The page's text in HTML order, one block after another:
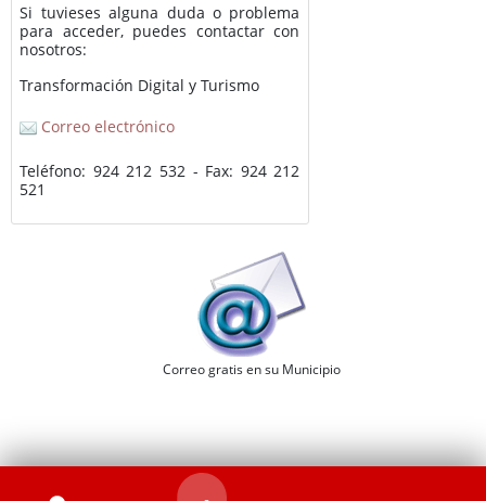
Si tuvieses alguna duda o problema
para acceder, puedes contactar con
nosotros:
Transformación Digital y Turismo
Correo electrónico
Teléfono: 924 212 532 - Fax: 924 212
521
Correo gratis en su Municipio